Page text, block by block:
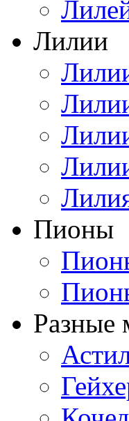
Лилии
Пионы
Разные